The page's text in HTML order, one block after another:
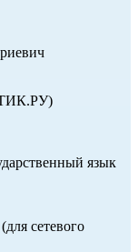
язык
сетевого